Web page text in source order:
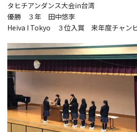
タヒチアンダンス大会in台湾
優勝 ３年 田中悠李
Heiva I Tokyo ３位入賞 来年度チャン